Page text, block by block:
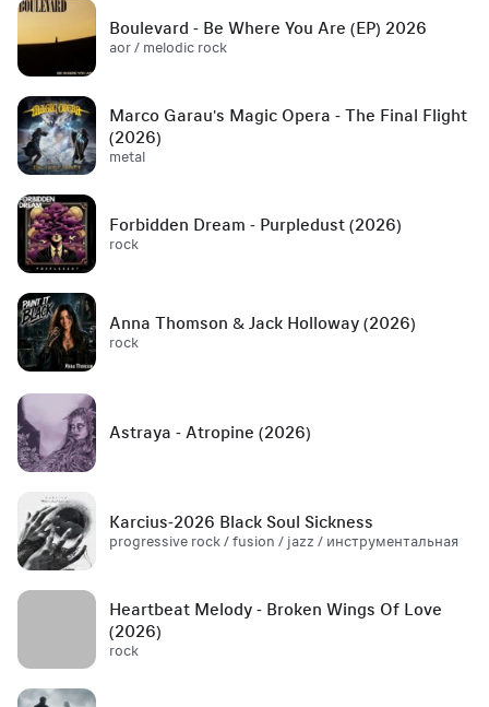
Boulevard - Be Where You Are (EP) 2026
aor / melodic rock
Marco Garau's Magic Opera - The Final Flight
(2026)
metal
Forbidden Dream - Purpledust (2026)
rock
Anna Thomson & Jack Holloway (2026)
rock
Astraya - Atropine (2026)
Karcius-2026 Black Soul Sickness
progressive rock / fusion / jazz / инструментальная
Heartbeat Melody - Broken Wings Of Love
(2026)
rock